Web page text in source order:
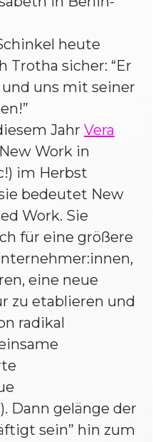
heute
Trotha sicher: “Er
uns mit seiner
Jahr Vera
Work in
im Herbst
bedeutet New
Work. Sie
für eine größere
eine neue
zu etablieren und
radikal
Dann gelänge der
sein” hin zum